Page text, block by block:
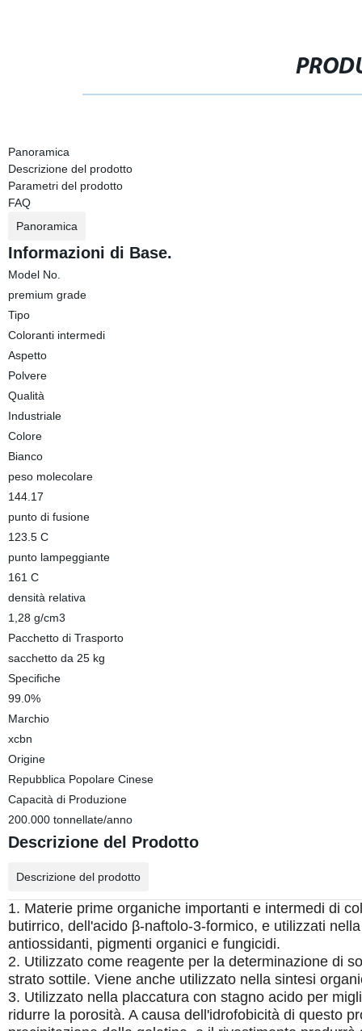
Panoramica
Descrizione del prodotto
Parametri del prodotto
FAQ
Panoramica
Informazioni di Base.
Model No.
premium grade
Tipo
Coloranti intermedi
Aspetto
Polvere
Qualità
Industriale
Colore
Bianco
peso molecolare
144.17
punto di fusione
123.5 C
punto lampeggiante
161 C
densità relativa
1,28 g/cm3
Pacchetto di Trasporto
sacchetto da 25 kg
Specifiche
99.0%
Marchio
xcbn
Origine
Repubblica Popolare Cinese
Capacità di Produzione
200.000 tonnellate/anno
Descrizione del Prodotto
Descrizione del prodotto
1. Materie prime organiche importanti e intermedi di
butirrico, dell'acido β-naftolo-3-formico, e utilizzati
antiossidanti, pigmenti organici e fungicidi.
2. Utilizzato come reagente per la determinazione di
strato sottile. Viene anche utilizzato nella sintesi
3. Utilizzato nella placcatura con stagno acido per
ridurre la porosità. A causa dell'idrofobicità di questo